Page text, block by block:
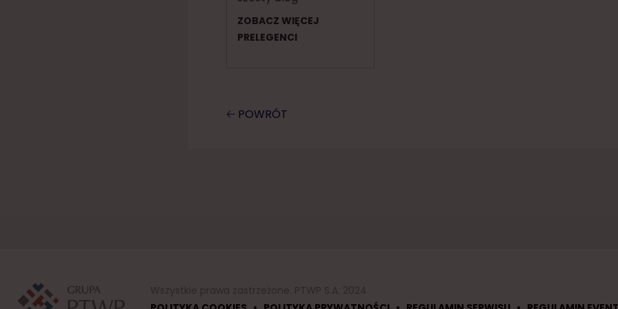
ZOBACZ WIĘCEJ
PRELEGENCI
🡠 POWRÓT